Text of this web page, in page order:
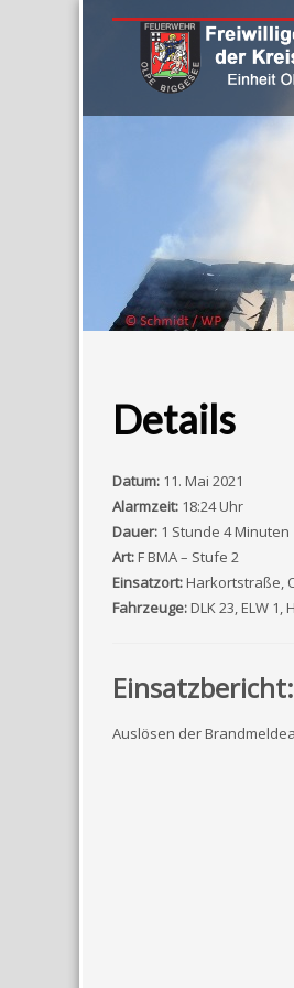
Details
Datum: 11. Mai 2021
Alarmzeit: 18:24 Uhr
Dauer: 1 Stunde 4 Minuten
Art:F BMA – Stufe 2
Einsatzort:Harkortstraße,
Fahrzeuge:DLK 23, ELW 1,
Einsatzbericht:
Auslösen der